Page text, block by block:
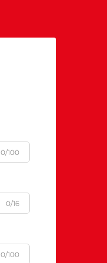
0/100
0/16
0/100